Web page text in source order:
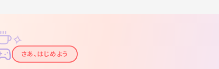
✦
✧
さあ、はじめよう